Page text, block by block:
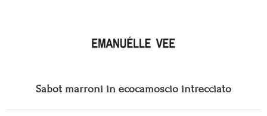
Sabot marroni in ecocamoscio intrecciato